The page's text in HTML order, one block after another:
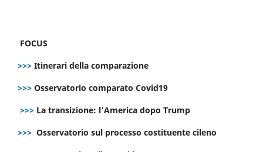
FOCUS
>>> Itinerari della comparazione
>>> Osservatorio comparato Covid19
>>> La transizione: l’America dopo Trump
>>> Osservatorio sul processo costituente cileno